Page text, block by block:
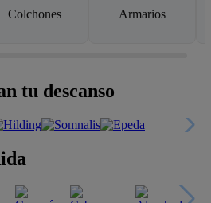
Colchones Armarios
tu descanso